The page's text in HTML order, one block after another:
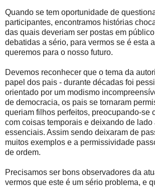
Quando se tem oportunidade de
participantes, encontramos histórias
das quais deveriam ser postas em
debatidas a sério, para vermos se é esta
queremos para o nosso futuro.
Devemos reconhecer que o tema da
papel dos pais - durante décadas foi
orientado por um modismo
de democracia, os pais se tornaram
queriam filhos perfeitos, preocupando-se
com coisas temporais e deixando de lado
essenciais. Assim sendo deixaram de
muitos exemplos e a permissividade
de ordem.
Precisamos ser bons observadores da
vermos que este é um sério problema, e